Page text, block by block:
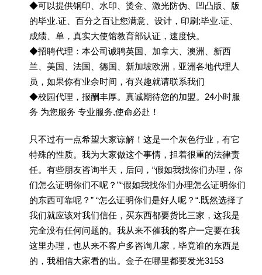
◆可以提供钢印、水印、烫金、激光防伪、凹凸版、版
的毕业.证、百分之百让您满意、设计，印刷;毕业.证、
成绩、单，真实大使馆教育部认证，速度快。
◆招聘代理：本公司诚聘英国、加拿大、澳洲、新西
兰、美国、法国、德国、新加坡欧洲，亚洲各地代理人
员，如果你有业余时间，有兴趣就请联系我们
◆校园代理，报酬丰厚。真诚期待您的加盟。24小时服
务 为您服务 专业服务,使命必赴！
只不过有一点希望大家谅解！这是一个灰色行业，有它
特殊的性质。我为大家做这个事情，担着很重的法律责
任。有些朋友咨询半天，后问，“假如我找你们办理，你
们怎么证明你们不呢？”“假如我找你们办理怎么证明你们
的东西可靠呢？” “怎么证明你们是好人呢？“.既然选择了
我们就应该对我们信任，买东西都要货比三家，这我是
完全没有任何问题的。我从来不催我的客户一定要在我
这里办理，也从来不客户多咨询几家，毕竟谁的东西是
的，我相信大家看的出。金子在哪里都要发光3153